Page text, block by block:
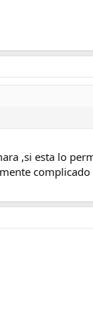
,si esta lo